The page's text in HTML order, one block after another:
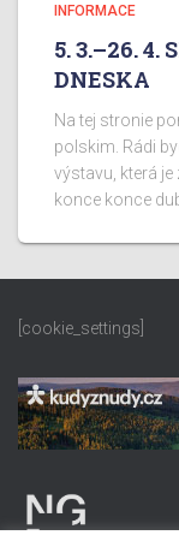
INFORMACE
5. 3.–26. 4.
DNESKA
Na tej stronie
polskim. Rádi
výstavu, která
konce konce
[cookie_settings]